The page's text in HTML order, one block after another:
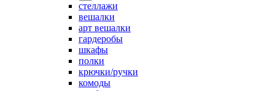
стеллажи
вешалки
арт вешалки
гардеробы
шкафы
полки
крючки/ручки
комоды